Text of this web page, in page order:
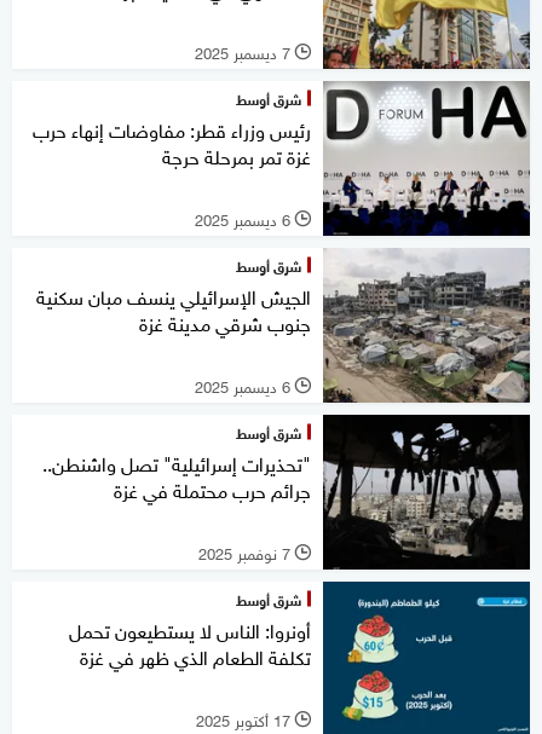
l 7 ديسمبر 2025
شرق أوسط
رئيس وزراء قطر: مفاوضات إنهاء حرب
غزة تمر بمرحلة حرجة
l 6 ديسمبر 2025
شرق أوسط
الجيش الإسرائيلي ينسف مبان سكنية
جنوب شرقي مدينة غزة
l 6 ديسمبر 2025
شرق أوسط
"تحذيرات إسرائيلية" تصل واشنطن..
جرائم حرب محتملة في غزة
l 7 نوفمبر 2025
شرق أوسط
أونروا: الناس لا يستطيعون تحمل
تكلفة الطعام الذي ظهر في غزة
l 17 أكتوبر 2025